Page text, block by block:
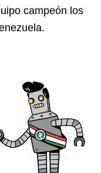
campeón los